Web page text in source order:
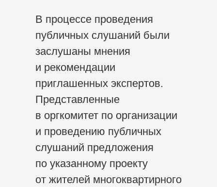
В процессе проведения
публичных слушаний были
заслушаны мнения
и рекомендации
приглашенных экспертов.
Представленные
в оргкомитет по организации
и проведению публичных
слушаний предложения
по указанному проекту
от жителей многоквартирного